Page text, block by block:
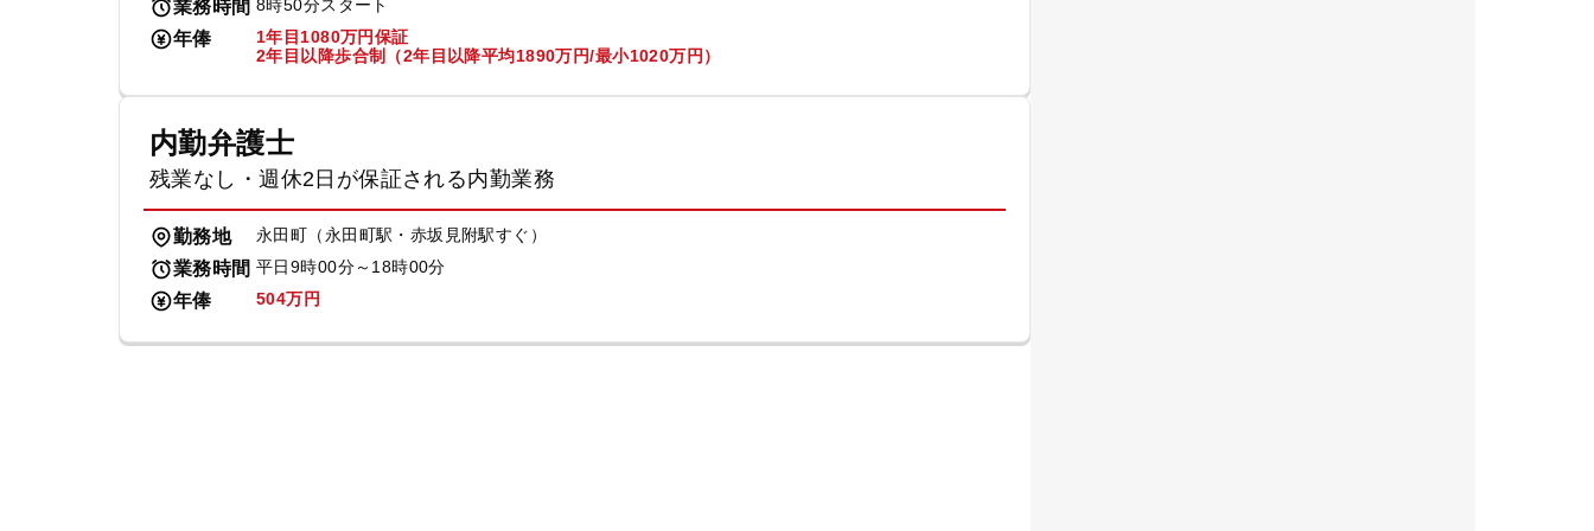
業務時間 8時50分スタート
年俸
1年目1080万円保証
2年目以降歩合制（2年目以降平均1890万円/最小1020万円）
内勤弁護士
残業なし・週休2日が保証される内勤業務
勤務地 永田町（永田町駅・赤坂見附駅すぐ）
業務時間 平日9時00分～18時00分
年俸 504万円